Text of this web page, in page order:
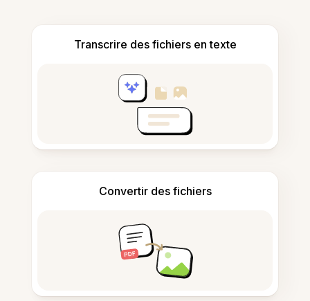
Transcrire des fichiers en texte
Convertir des fichiers